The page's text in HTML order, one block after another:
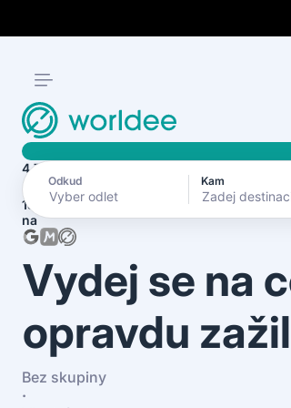
Odkud Kam
4.7
1870+ recenzí
na
Vydej se na
opravdu zažil
Bez skupiny
·